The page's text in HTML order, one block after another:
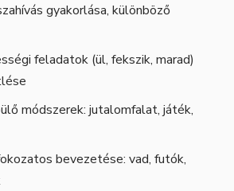
gyakorlása, különböző
feladatok (ül, fekszik, marad)
módszerek: jutalomfalat, játék,
bevezetése: vad, futók,